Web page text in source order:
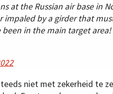
at the Russian air base in
impaled by a girder that
in the main target area!
niet met zekerheid te